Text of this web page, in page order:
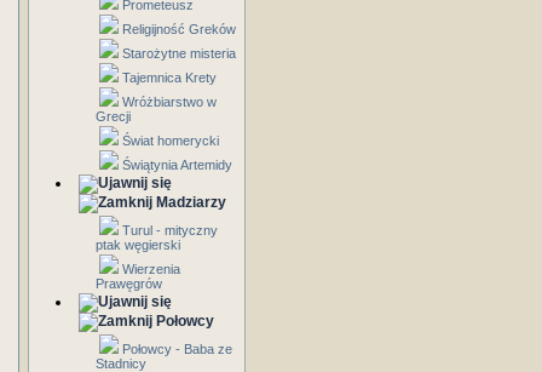
Prometeusz
Religijność Greków
Starożytne misteria
Tajemnica Krety
Wróżbiarstwo w
Grecji
Świat homerycki
Świątynia Artemidy
Madziarzy
Turul - mityczny
ptak węgierski
Wierzenia
Prawęgrów
Połowcy
Połowcy - Baba ze
Stadnicy